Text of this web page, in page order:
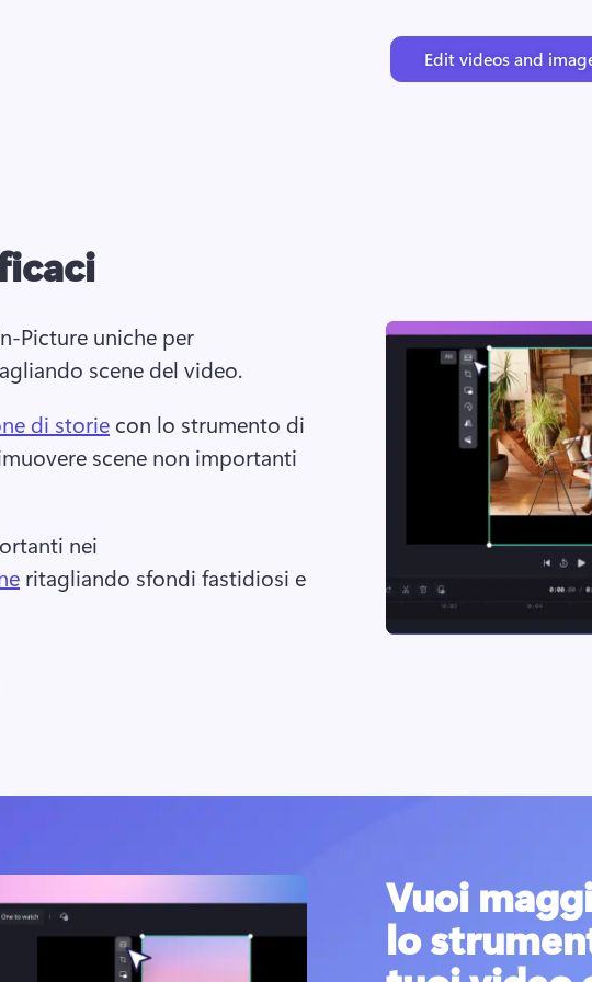
Edit videos and
Picture uniche per
scene del video.
di storie con lo strumento di
scene non importanti
nei
ritagliando sfondi fastidiosi e
Vuoi
lo